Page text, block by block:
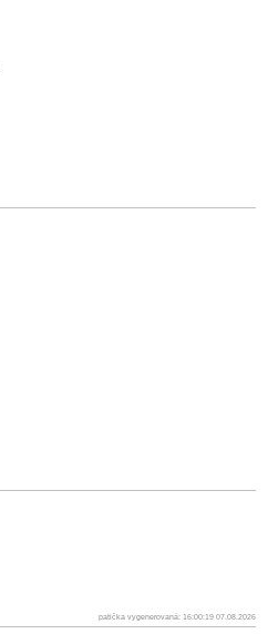
patička vygenerovaná: 16:00:19 07.08.2026